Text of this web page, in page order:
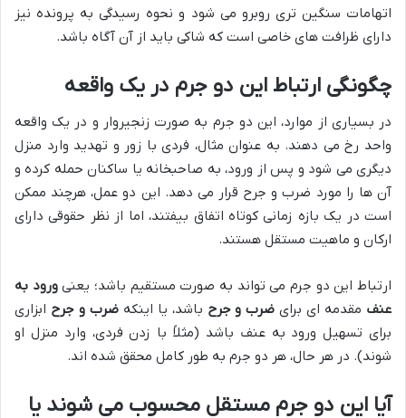
اتهامات سنگین تری روبرو می شود و نحوه رسیدگی به پرونده نیز
دارای ظرافت های خاصی است که شاکی باید از آن آگاه باشد.
چگونگی ارتباط این دو جرم در یک واقعه
در بسیاری از موارد، این دو جرم به صورت زنجیروار و در یک واقعه
واحد رخ می دهند. به عنوان مثال، فردی با زور و تهدید وارد منزل
دیگری می شود و پس از ورود، به صاحبخانه یا ساکنان حمله کرده و
آن ها را مورد ضرب و جرح قرار می دهد. این دو عمل، هرچند ممکن
است در یک بازه زمانی کوتاه اتفاق بیفتند، اما از نظر حقوقی دارای
ارکان و ماهیت مستقل هستند.
ارتباط این دو جرم می تواند به صورت مستقیم باشد؛ یعنیورود به
عنف مقدمه ای برای ضرب و جرح باشد، یا اینکهضرب و جرح ابزاری
برای تسهیل ورود به عنف باشد (مثلاً با زدن فردی، وارد منزل او
شوند). در هر حال، هر دو جرم به طور کامل محقق شده اند.
آیا این دو جرم مستقل محسوب می شوند یا